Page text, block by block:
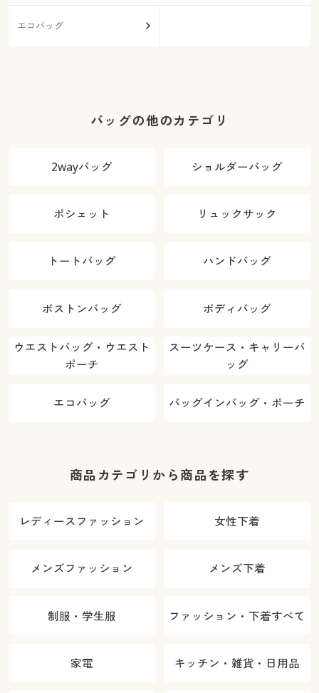
エコバッグ
バッグの他のカテゴリ
2wayバッグ ショルダーバッグ
ポシェット リュックサック
トートバッグ ハンドバッグ
ボストンバッグ ボディバッグ
ウエストバッグ・ウエスト
ポーチ
スーツケース・キャリーバ
ッグ
エコバッグ バッグインバッグ・ポーチ
商品カテゴリから商品を探す
レディースファッション 女性下着
メンズファッション メンズ下着
制服・学生服 ファッション・下着すべて
家電 キッチン・雑貨・日用品